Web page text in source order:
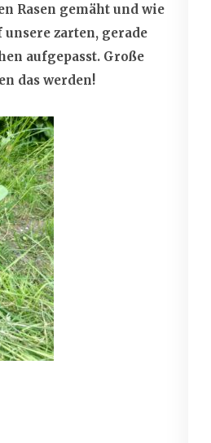
Rasen gemäht und wie
zarten, gerade
aufgepasst. Große
das werden!